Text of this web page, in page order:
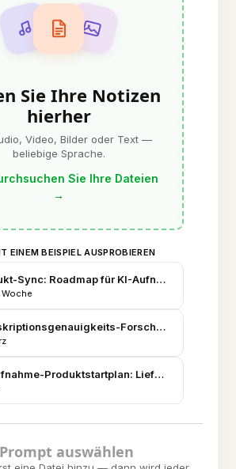
Sie Ihre Notizen
hierher
Video, Bilder oder Text —
beliebige Sprache.
Sie Ihre Dateien
→
EINEM BEISPIEL AUSPROBIEREN
Sync: Roadmap für KI-
Forschung &
Produktstartplan: Lieferung in Q3
Prompt auswählen